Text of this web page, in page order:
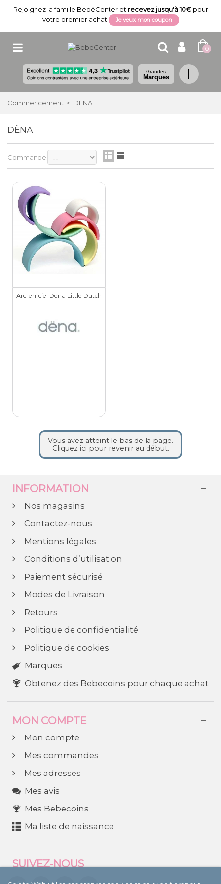
Rejoignez la famille BebéCenter et recevez jusqu'à 10€pour
votre premier achat
Je veux mon coupon
0
Grandes
Marques
Commencement > DËNA
DËNA
Commande
Arc-en-ciel Dena Little Dutch
Vous avez atteint le bas de la page.
Cliquez ici pour revenir au début.
INFORMATION
Nos magasins
Contactez-nous
Mentions légales
Conditions d’utilisation
Paiement sécurisé
Modes de Livraison
Retours
Politique de confidentialité
Politique de cookies
Marques
Obtenez des Bebecoins pour chaque achat
MON COMPTE
Mon compte
Mes commandes
Mes adresses
Mes avis
Mes Bebecoins
Ma liste de naissance
SUIVEZ-NOUS